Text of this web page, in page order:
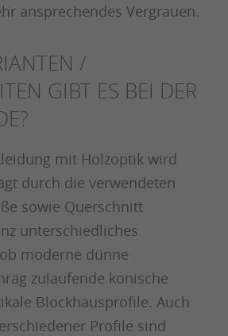
ansprechendes Vergrauen.
/
GIBT ES BEI DER
mit Holzoptik wird
durch die verwendeten
sowie Querschnitt
unterschiedliches
moderne dünne
zulaufende konische
Blockhausprofile. Auch
Profile sind